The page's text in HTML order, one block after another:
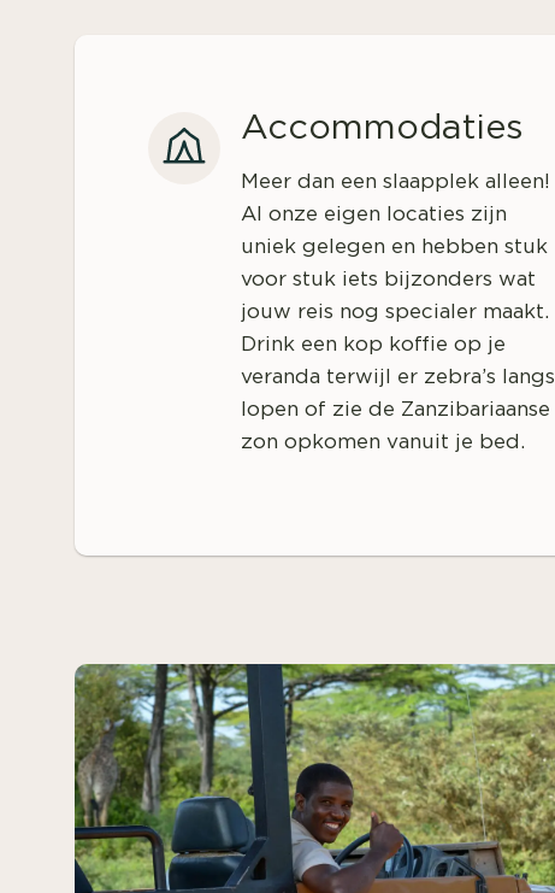
Accommodaties
Meer dan een slaapplek alleen!
Al onze eigen locaties zijn
uniek gelegen en hebben stuk
voor stuk iets bijzonders wat
jouw reis nog specialer maakt.
Drink een kop koffie op je
veranda terwijl er zebra’s langs
lopen of zie de Zanzibariaanse
zon opkomen vanuit je bed.